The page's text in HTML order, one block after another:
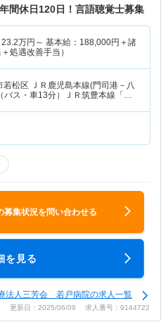
間休日120日！言語聴覚士募集
23.2万円～ 基本給：188,000円＋諸
処遇改善手当）
若松区 ＪＲ鹿児島本線(門司港－八
バス・車13分）ＪＲ筑豊本線「本
募集状況を問い合わせる
を見る
法人三芳会 若戸病院の求人一覧
更新日：2025/06/09 求人番号：9144722